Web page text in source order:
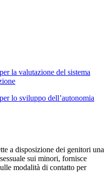
la valutazione del sistema
lo sviluppo dell’autonomia
a disposizione dei genitori una
sui minori, fornisce
modalità di contatto per